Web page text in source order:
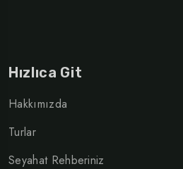
Hızlıca Git
Hakkımızda
Turlar
Seyahat Rehberiniz